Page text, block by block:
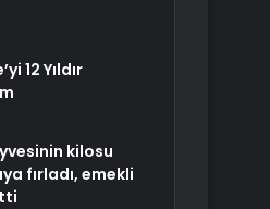
12 Yıldır
kilosu
fırladı, emekli